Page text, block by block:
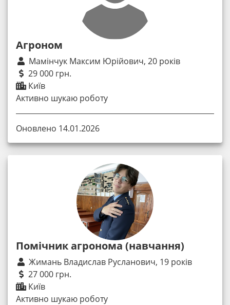
Агроном
Мамінчук Максим Юрійович, 20 років
29 000 грн.
Київ
Активно шукаю роботу
Оновлено 14.01.2026
Помічник агронома (навчання)
Жимань Владислав Русланович, 19 років
27 000 грн.
Київ
Активно шукаю роботу